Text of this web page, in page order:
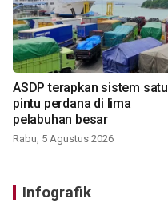
ASDP terapkan sistem satu
pintu perdana di lima
pelabuhan besar
Rabu, 5 Agustus 2026
Infografik